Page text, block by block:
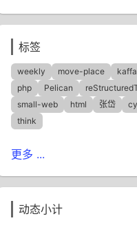
标签
weekly move-place
php
Pelican
small-web
html 张岱
think
更多 ...
动态小计